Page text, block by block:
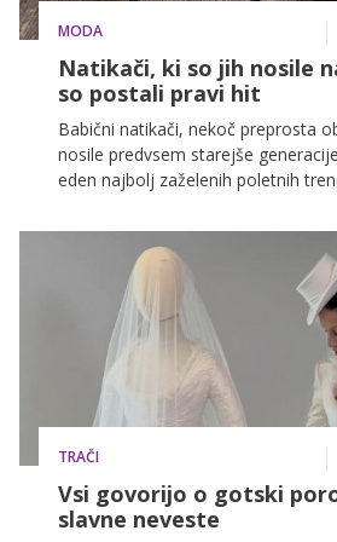
MODA
Natikači, ki so jih nosile
so postali pravi hit
Babični natikači, nekoč preprosta
nosile predvsem starejše
eden najbolj zaželenih poletnih
in presenetljivo modernem
katerega jih modne hiše in
svoje poletne kombinacije.
TRAČI
Vsi govorijo o gotski
slavne neveste